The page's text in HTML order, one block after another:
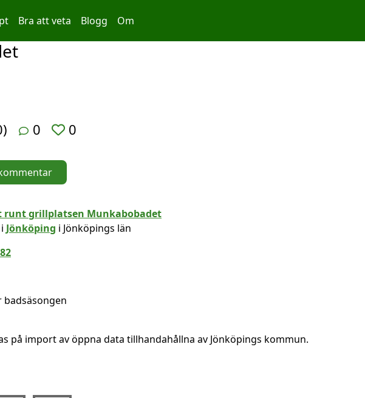
Bra att veta Blogg Om
0 0
Jönköping i Jönköpings län
badsäsongen
på import av öppna data tillhandahållna av Jönköpings kommun.